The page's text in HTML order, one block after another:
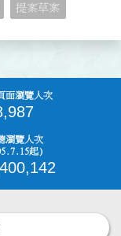
提案草案
面瀏覽人次
瀏覽人次
起)